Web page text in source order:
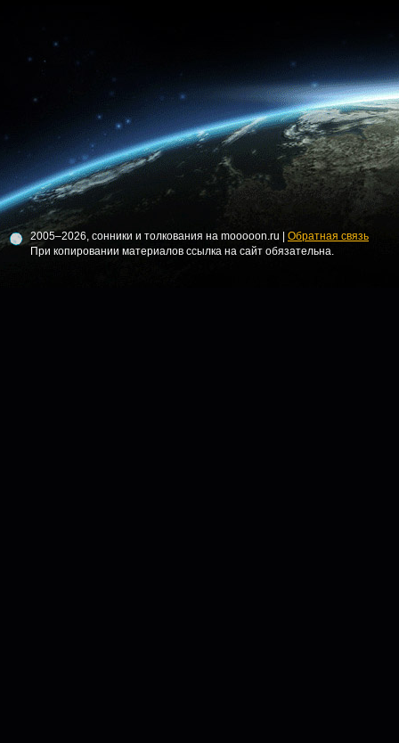
2005–2026, сонники и толкования на mooooon.ru | Обратная связь
При копировании материалов ссылка на сайт обязательна.